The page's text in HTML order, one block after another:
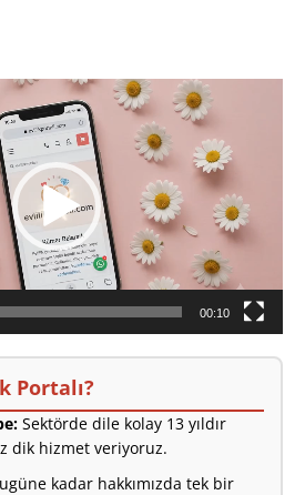
00:10
Portalı?
Sektörde dile kolay 13 yıldır
dik hizmet veriyoruz.
kadar hakkımızda tek bir